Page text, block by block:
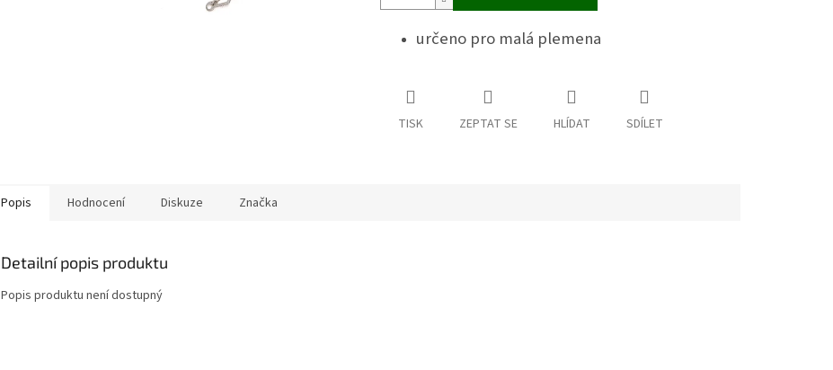
určeno pro malá plemena
TISK ZEPTAT SE HLÍDAT SDÍLET
Popis Hodnocení Diskuze Značka
Detailní popis produktu
Popis produktu není dostupný